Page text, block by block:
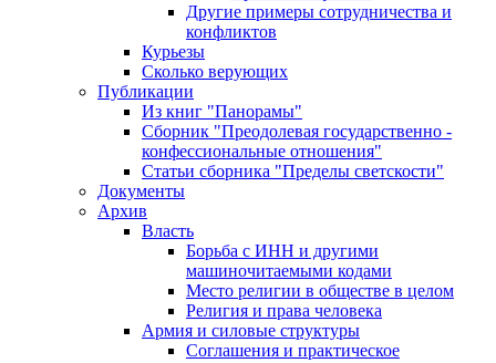
Другие примеры сотрудничества и
конфликтов
Курьезы
Сколько верующих
Публикации
Из книг "Панорамы"
Сборник "Преодолевая государственно -
конфессиональные отношения"
Статьи сборника "Пределы светскости"
Документы
Архив
Власть
Борьба с ИНН и другими
машиночитаемыми кодами
Место религии в обществе в целом
Религия и права человека
Армия и силовые структуры
Соглашения и практическое